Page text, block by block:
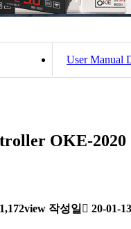
User Manual
OKE-2020
1,172view 작성일 20-01-